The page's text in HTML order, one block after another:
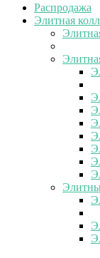
Распродажа
Элитная